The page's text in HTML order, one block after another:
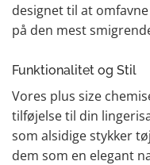
designet til at
på den mest
Funktionalitet og Stil
Vores plus size
tilføjelse til din
som alsidige stykker
dem som en elegant